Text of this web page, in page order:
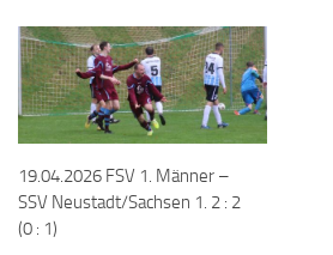
19.04.2026 FSV 1. Männer –
SSV Neustadt/Sachsen 1. 2 : 2
(0 : 1)